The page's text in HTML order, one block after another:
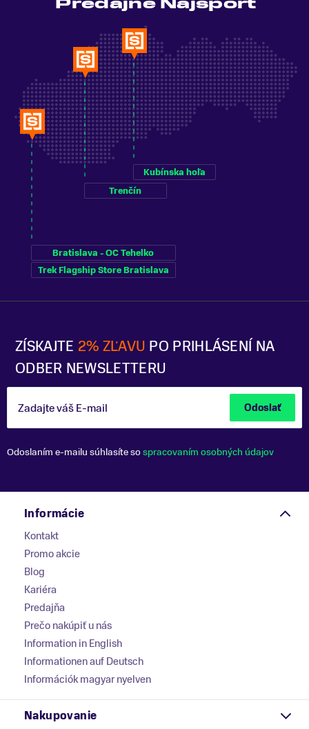
ZÍSKAJTE 2% ZĽAVU PO PRIHLÁSENÍ NA
ODBER NEWSLETTERU
Zadajte váš E-mail Odoslať
Odoslaním e-mailu súhlasíte sospracovaním osobných údajov
Bratislava - OC Tehelko
Trek Flagship Store Bratislava
Trenčín
Kubínska hoľa
Informácie
Kontakt
Promo akcie
Blog
Kariéra
Predajňa
Prečo nakúpiť u nás
Information in English
Informationen auf Deutsch
Információk magyar nyelven
Nakupovanie